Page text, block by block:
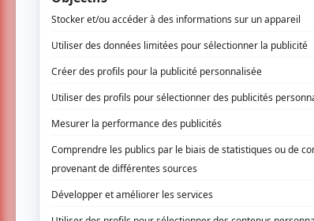
Santa Teresa 2026
8 mai 2026 - 18h00
6 Rue de l'Eglise,
Sainte-Thérèse